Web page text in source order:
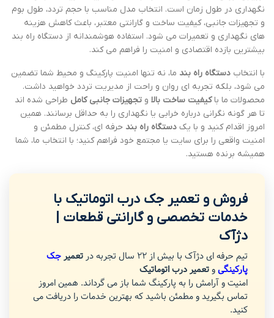
نگهداری در طول زمان است. انتخاب مدل مناسب با حجم تردد، طول بوم
و تجهیزات جانبی، کیفیت ساخت و گارانتی معتبر، باعث کاهش هزینه
های نگهداری و تعمیرات می شود. استفاده هوشمندانه از دستگاه راه بند
بیشترین بازده اقتصادی و امنیت را فراهم می کند.
با انتخاب دستگاه راه بند ما، نه تنها امنیت پارکینگ و محیط شما تضمین
می شود، بلکه تجربه ای روان و راحت از مدیریت تردد خواهید داشت.
محصولات ما باکیفیت ساخت بالا و تجهیزات جانبی کامل طراحی شده اند
تا هر گونه نگرانی درباره خرابی یا نگهداری را به حداقل برسانند. همین
امروز اقدام کنید و با یک دستگاه راه بند حرفه ای، کنترل مطمئن و
امنیت واقعی را برای سایت یا مجتمع خود فراهم کنید؛ با انتخاب ما، شما
همیشه برنده هستید.
فروش و تعمیر جک درب اتوماتیک با
خدمات تخصصی و گارانتی قطعات |
دژآک
تیم حرفه ای دژآک با بیش از 22 سال تجربه در تعمیرجک
پارکینگیوتعمیر درب اتوماتیک
امنیت و آرامش را به پارکینگ شما باز می گرداند. همین امروز
تماس بگیرید و مطمئن باشید که بهترین خدمات را دریافت می
کنید.